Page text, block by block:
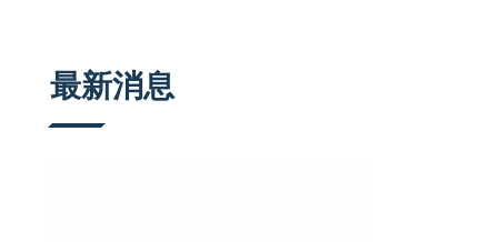
最新消息